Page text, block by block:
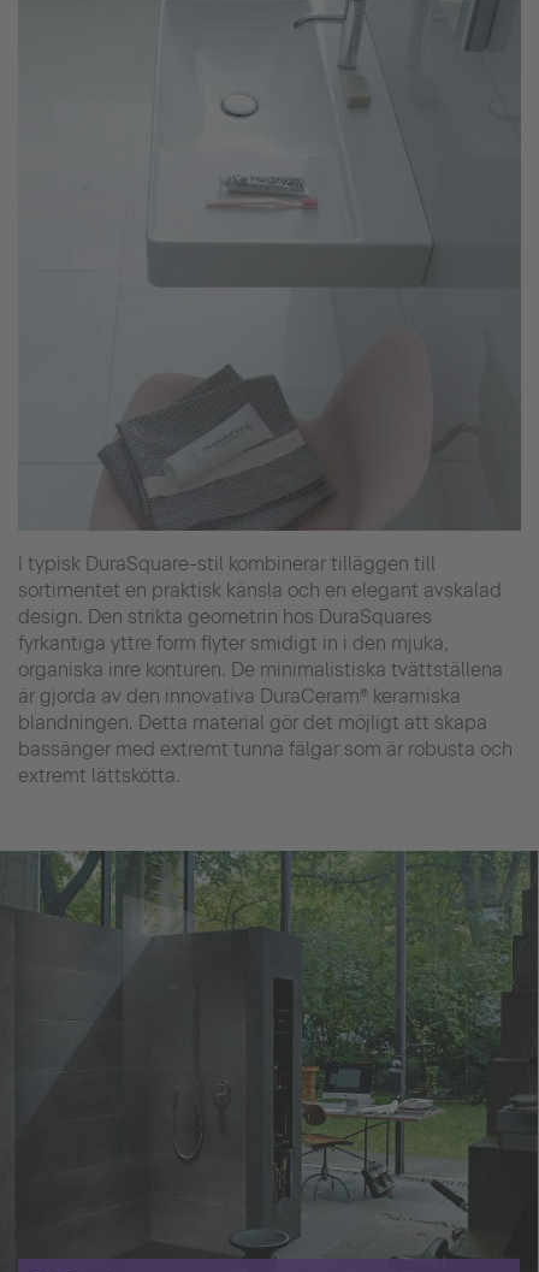
I typisk DuraSquare-stil kombinerar tilläggen till
sortimentet en praktisk känsla och en elegant avskalad
design. Den strikta geometrin hos DuraSquares
fyrkantiga yttre form flyter smidigt in i den mjuka,
organiska inre konturen. De minimalistiska tvättställena
är gjorda av den innovativa DuraCeram® keramiska
blandningen. Detta material gör det möjligt att skapa
bassänger med extremt tunna fälgar som är robusta och
extremt lättskötta.